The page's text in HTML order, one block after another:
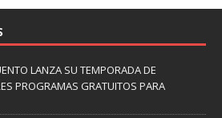
LANZA SU TEMPORADA DE
PROGRAMAS GRATUITOS PARA